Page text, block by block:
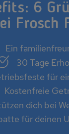
6
Frosch
Ein
30 Tage
für
Kostenfreie
dich bei
für deinen